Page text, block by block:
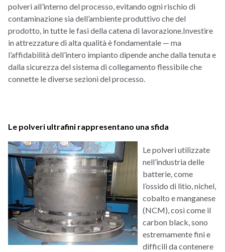
polveri all’interno del processo, evitando ogni rischio di
contaminazione sia dell’ambiente produttivo che del
prodotto, in tutte le fasi della catena di lavorazione.Investire
in attrezzature di alta qualità è fondamentale — ma
l’affidabilità dell’intero impianto dipende anche dalla tenuta e
dalla sicurezza del sistema di collegamento flessibile che
connette le diverse sezioni del processo.
Le polveri ultrafini rappresentano una sfida
Le polveri utilizzate
nell’industria delle
batterie, come
l’ossido di litio, nichel,
cobalto e manganese
(NCM), così come il
carbon black, sono
estremamente fini e
difficili da contenere